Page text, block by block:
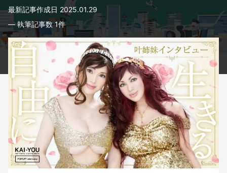
最新記事作成日 2025.01.29
― 執筆記事数1件